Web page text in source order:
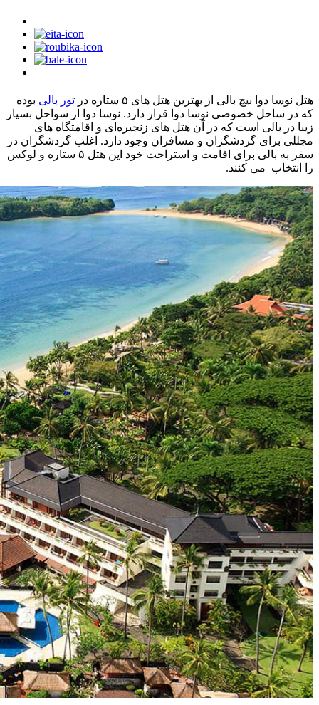
هتل نوسا دوا بیچ بالی از بهترین هتل های ۵ ستاره در تور بالی بوده
که در ساحل خصوصی نوسا دوا قرار دارد. نوسا دوا از سواحل بسیار
زیبا در بالی است که در آن هتل های زنجیره‌ای و اقامتگاه های
مجللی برای گردشگران و مسافران وجود دارد. اغلب گردشگران در
سفر به بالی برای اقامت و استراحت خود این هتل ۵ ستاره و لوکس
را انتخاب می کنند.